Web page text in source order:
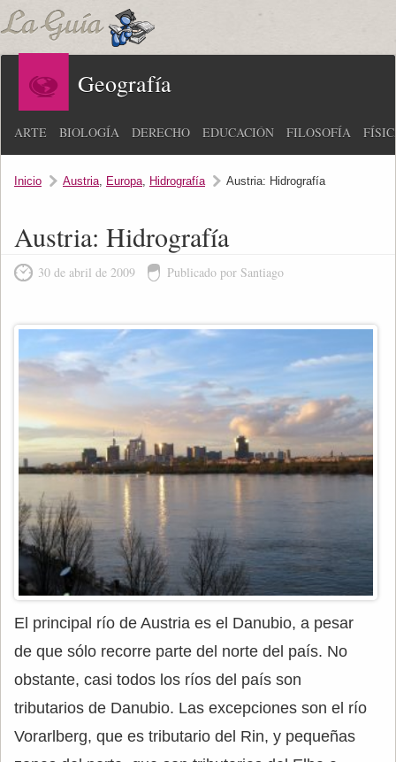
Geografía
ARTE BIOLOGÍA DERECHO EDUCACIÓN FILOSOFÍA
Inicio Austria, Europa, Hidrografía Austria: Hidrografía
Austria: Hidrografía
30 de abril de 2009 Publicado por Santiago
El principal río de Austria es el Danubio, a pesar
de que sólo recorre parte del norte del país. No
obstante, casi todos los ríos del país son
tributarios de Danubio. Las excepciones son el río
Vorarlberg, que es tributario del Rin, y pequeñas